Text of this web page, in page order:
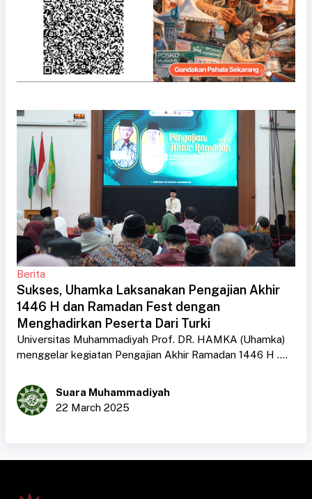
Berita
Sukses, Uhamka Laksanakan Pengajian Akhir
1446 H dan Ramadan Fest dengan
Menghadirkan Peserta Dari Turki
Universitas Muhammadiyah Prof. DR. HAMKA (Uhamka)
menggelar kegiatan Pengajian Akhir Ramadan 1446 H ....
Suara Muhammadiyah
22 March 2025